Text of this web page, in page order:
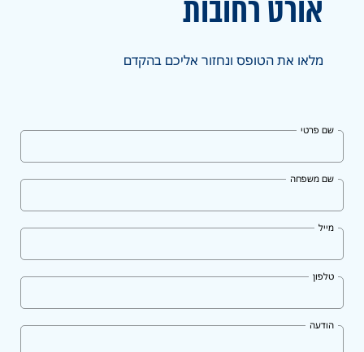
אורטרחובות
מלאו את הטופס ונחזור אליכם בהקדם
שם פרטי
שם משפחה
מייל
טלפון
הודעה